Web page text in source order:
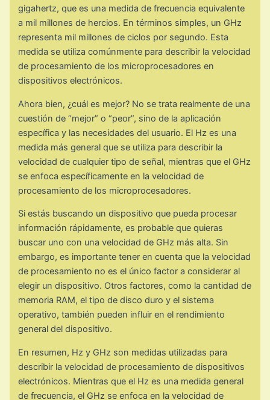
gigahertz, que es una medida de frecuencia equivalente
a mil millones de hercios. En términos simples, un GHz
representa mil millones de ciclos por segundo. Esta
medida se utiliza comúnmente para describir la velocidad
de procesamiento de los microprocesadores en
dispositivos electrónicos.
Ahora bien, ¿cuál es mejor? No se trata realmente de una
cuestión de “mejor” o “peor”, sino de la aplicación
específica y las necesidades del usuario. El Hz es una
medida más general que se utiliza para describir la
velocidad de cualquier tipo de señal, mientras que el GHz
se enfoca específicamente en la velocidad de
procesamiento de los microprocesadores.
Si estás buscando un dispositivo que pueda procesar
información rápidamente, es probable que quieras
buscar uno con una velocidad de GHz más alta. Sin
embargo, es importante tener en cuenta que la velocidad
de procesamiento no es el único factor a considerar al
elegir un dispositivo. Otros factores, como la cantidad de
memoria RAM, el tipo de disco duro y el sistema
operativo, también pueden influir en el rendimiento
general del dispositivo.
En resumen, Hz y GHz son medidas utilizadas para
describir la velocidad de procesamiento de dispositivos
electrónicos. Mientras que el Hz es una medida general
de frecuencia, el GHz se enfoca en la velocidad de